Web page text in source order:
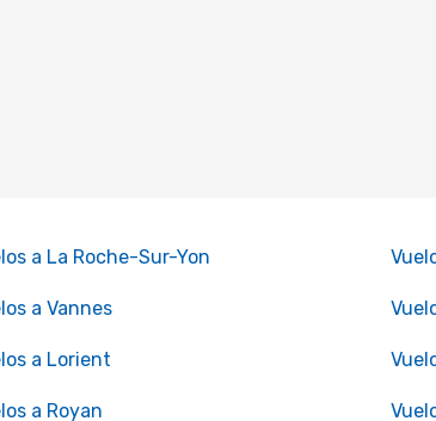
a La Roche-Sur-Yon
a Vannes
a Lorient
a Royan